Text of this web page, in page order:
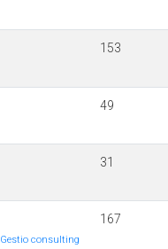
153
49
31
Gestio consulting
167